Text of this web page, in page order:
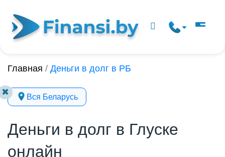
✖
Главная / Деньги в долг в РБ
Вся Беларусь
Деньги в долг в Глуске
онлайн